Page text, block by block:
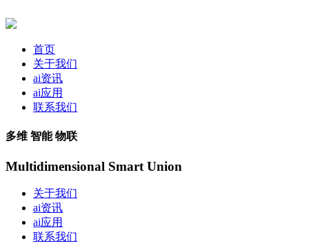
首页
关于我们
ai资讯
ai应用
联系我们
多维 智能 物联
Multidimensional Smart Union
关于我们
ai资讯
ai应用
联系我们